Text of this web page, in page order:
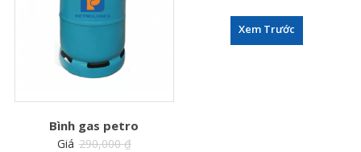
Bình gas petro
Giá 290,000₫
Xem Trước